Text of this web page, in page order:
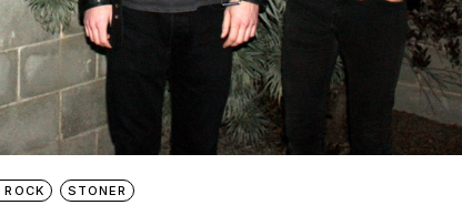
ROCK STONER